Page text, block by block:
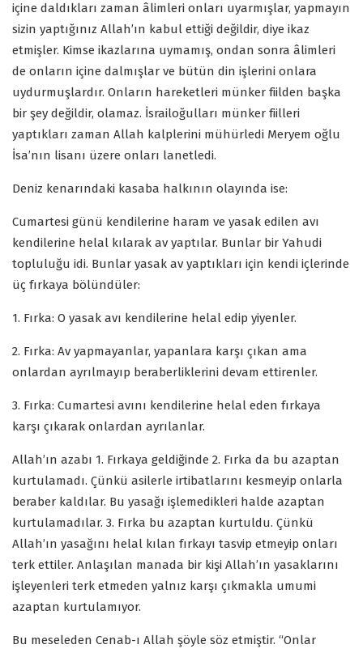
içine daldıkları zaman âlimleri onları uyarmışlar, yapmayın
sizin yaptığınız Allah’ın kabul ettiği değildir, diye ikaz
etmişler. Kimse ikazlarına uymamış, ondan sonra âlimleri
de onların içine dalmışlar ve bütün din işlerini onlara
uydurmuşlardır. Onların hareketleri münker fiilden başka
bir şey değildir, olamaz. İsrailoğulları münker fiilleri
yaptıkları zaman Allah kalplerini mühürledi Meryem oğlu
İsa’nın lisanı üzere onları lanetledi.
Deniz kenarındaki kasaba halkının olayında ise:
Cumartesi günü kendilerine haram ve yasak edilen avı
kendilerine helal kılarak av yaptılar. Bunlar bir Yahudi
topluluğu idi. Bunlar yasak av yaptıkları için kendi içlerinde
üç fırkaya bölündüler:
1. Fırka: O yasak avı kendilerine helal edip yiyenler.
2. Fırka: Av yapmayanlar, yapanlara karşı çıkan ama
onlardan ayrılmayıp beraberliklerini devam ettirenler.
3. Fırka: Cumartesi avını kendilerine helal eden fırkaya
karşı çıkarak onlardan ayrılanlar.
Allah’ın azabı 1. Fırkaya geldiğinde 2. Fırka da bu azaptan
kurtulamadı. Çünkü asilerle irtibatlarını kesmeyip onlarla
beraber kaldılar. Bu yasağı işlemedikleri halde azaptan
kurtulamadılar. 3. Fırka bu azaptan kurtuldu. Çünkü
Allah’ın yasağını helal kılan fırkayı tasvip etmeyip onları
terk ettiler. Anlaşılan manada bir kişi Allah’ın yasaklarını
işleyenleri terk etmeden yalnız karşı çıkmakla umumi
azaptan kurtulamıyor.
Bu meseleden Cenab-ı Allah şöyle söz etmiştir. “Onlar